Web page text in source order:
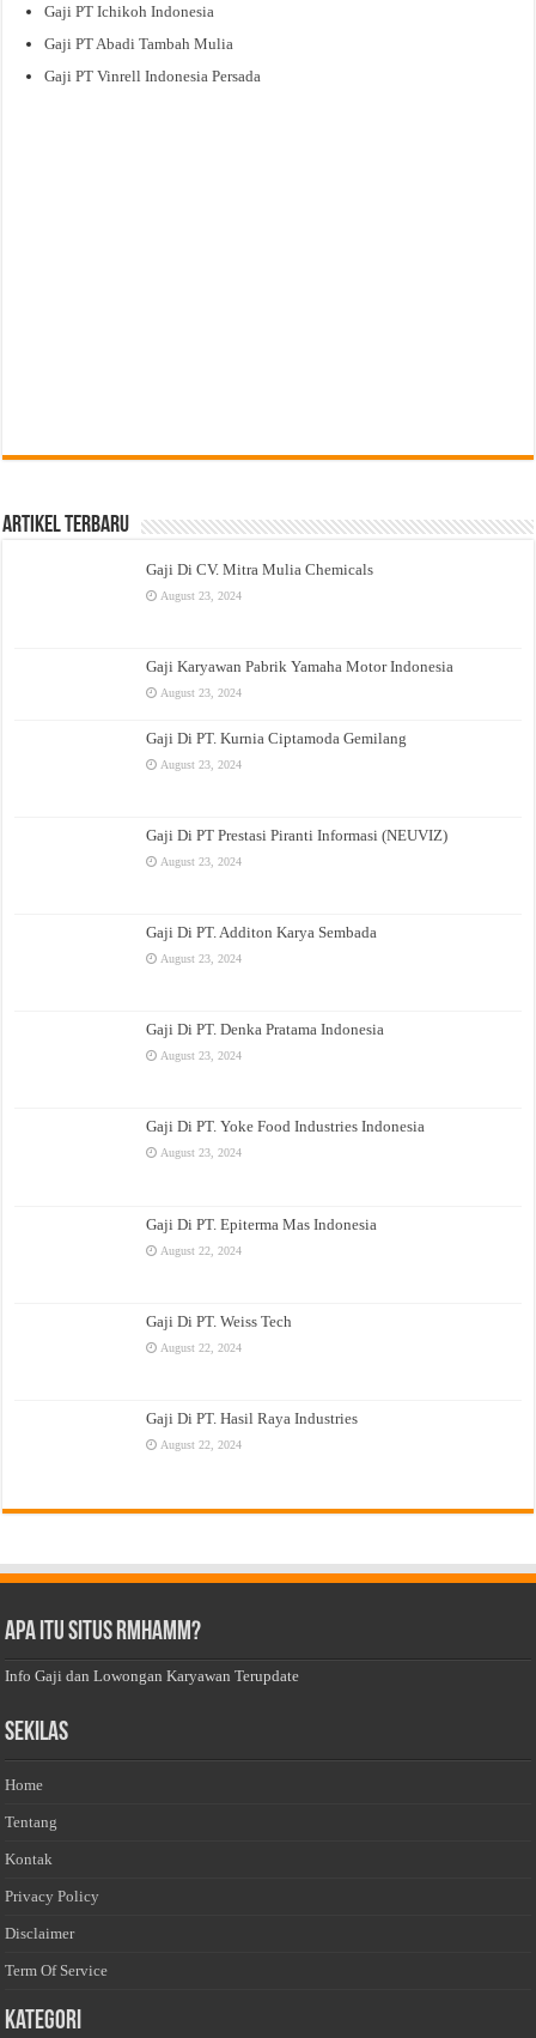
Gaji PT Ichikoh Indonesia
Gaji PT Abadi Tambah Mulia
Gaji PT Vinrell Indonesia Persada
Artikel Terbaru
Gaji Di CV. Mitra Mulia Chemicals
August 23, 2024
Gaji Karyawan Pabrik Yamaha Motor Indonesia
August 23, 2024
Gaji Di PT. Kurnia Ciptamoda Gemilang
August 23, 2024
Gaji Di PT Prestasi Piranti Informasi (NEUVIZ)
August 23, 2024
Gaji Di PT. Additon Karya Sembada
August 23, 2024
Gaji Di PT. Denka Pratama Indonesia
August 23, 2024
Gaji Di PT. Yoke Food Industries Indonesia
August 23, 2024
Gaji Di PT. Epiterma Mas Indonesia
August 22, 2024
Gaji Di PT. Weiss Tech
August 22, 2024
Gaji Di PT. Hasil Raya Industries
August 22, 2024
Apa Itu Situs Rmhamm?
Info Gaji dan Lowongan Karyawan Terupdate
Sekilas
Home
Tentang
Kontak
Privacy Policy
Disclaimer
Term Of Service
Kategori